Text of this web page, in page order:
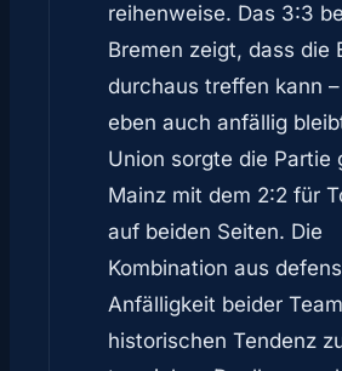
reihenweise. Das 3:3
Bremen zeigt, dass die
durchaus treffen kann
eben auch anfällig
Union sorgte die Partie
Mainz mit dem 2:2 für
auf beiden Seiten. Die
Kombination aus
Anfälligkeit beider
historischen Tendenz